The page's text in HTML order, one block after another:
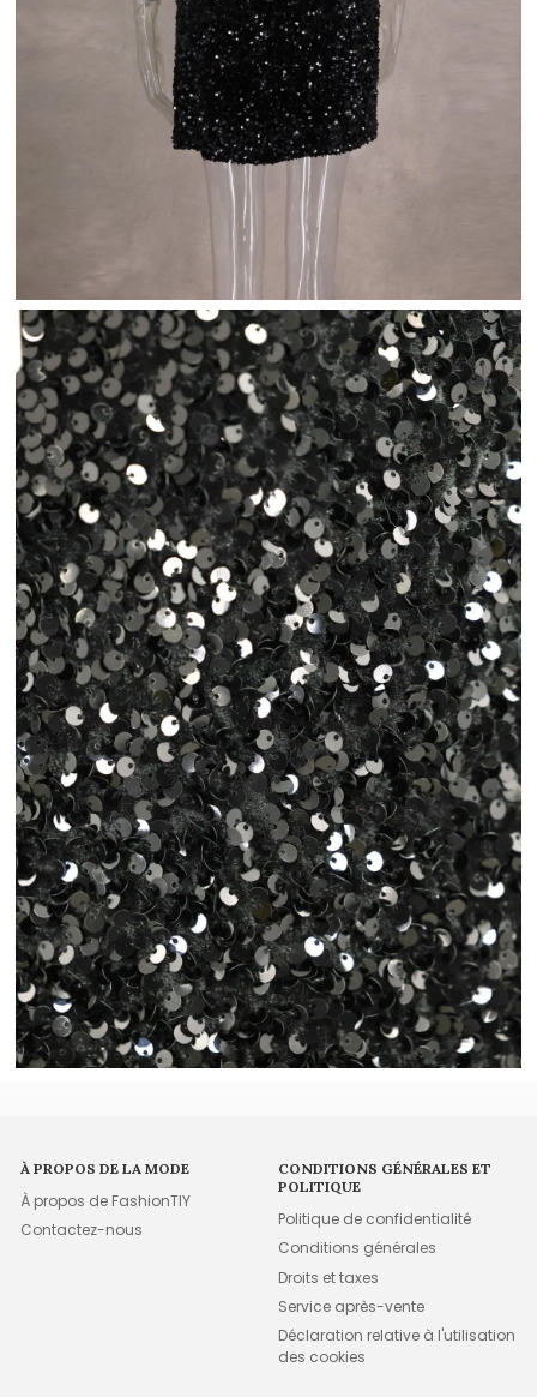
À PROPOS DE LA MODE
À propos de FashionTIY
Contactez-nous
CONDITIONS GÉNÉRALES ET
POLITIQUE
Politique de confidentialité
Conditions générales
Droits et taxes
Service après-vente
Déclaration relative à l'utilisation
des cookies